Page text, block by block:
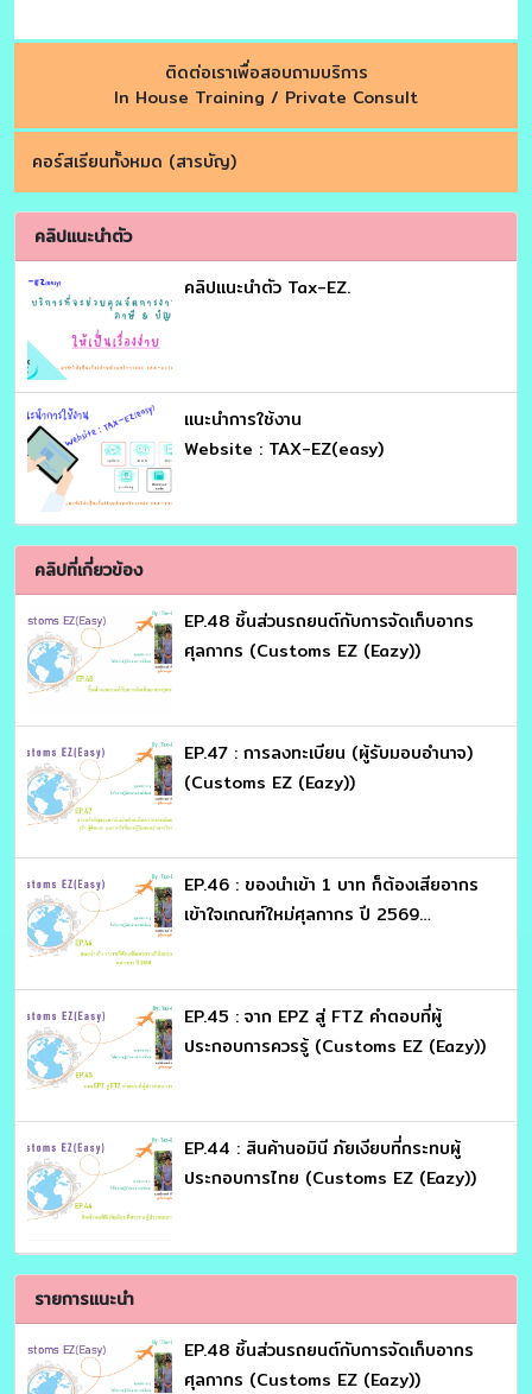
ติดต่อเราเพื่อสอบถามบริการ
In House Training / Private Consult
คอร์สเรียนทั้งหมด (สารบัญ)
คลิปแนะนำตัว
คลิปแนะนำตัว Tax-EZ.
เเนะนำการใช้งาน
Website : TAX-EZ(easy)
คลิปที่เกี่ยวข้อง
EP.48 ชิ้นส่วนรถยนต์กับการจัดเก็บอากร
ศุลกากร (Customs EZ (Eazy))
EP.47 : การลงทะเบียน (ผู้รับมอบอำนาจ)
(Customs EZ (Eazy))
EP.46 : ของนำเข้า 1 บาท ก็ต้องเสียอากร
เข้าใจเกณฑ์ใหม่ศุลกากร ปี 2569
EP.45 : จาก EPZ สู่ FTZ คำตอบที่ผู้
ประกอบการควรรู้ (Customs EZ (Eazy))
EP.44 : สินค้านอมินี ภัยเงียบที่กระทบผู้
ประกอบการไทย (Customs EZ (Eazy))
รายการแนะนำ
EP.48 ชิ้นส่วนรถยนต์กับการจัดเก็บอากร
ศุลกากร (Customs EZ (Eazy))